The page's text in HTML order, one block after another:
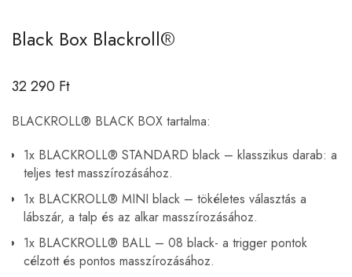
Black Box Blackroll®
32 290 Ft
BLACKROLL® BLACK BOX tartalma:
1x BLACKROLL® STANDARD black – klasszikus darab: a
teljes test masszírozásához.
1x BLACKROLL® MINI black – tökéletes választás a
lábszár, a talp és az alkar masszírozásához.
1x BLACKROLL® BALL – 08 black- a trigger pontok
célzott és pontos masszírozásához.